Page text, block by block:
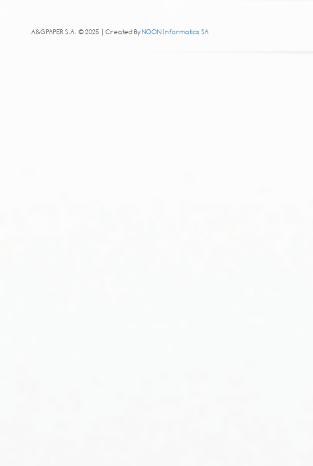
A&G PAPER S.A. © 2025 | Created ByNOON Informatics SA